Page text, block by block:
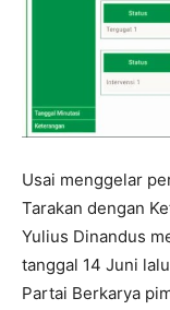
Usai menggelar
Tarakan dengan
Yulius Dinandus
tanggal 14 Juni
Partai Berkarya